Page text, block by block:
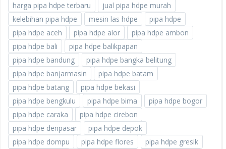
harga pipa hdpe terbaru
jual pipa hdpe murah
kelebihan pipa hdpe
mesin las hdpe
pipa hdpe
pipa hdpe aceh
pipa hdpe alor
pipa hdpe ambon
pipa hdpe bali
pipa hdpe balikpapan
pipa hdpe bandung
pipa hdpe bangka belitung
pipa hdpe banjarmasin
pipa hdpe batam
pipa hdpe batang
pipa hdpe bekasi
pipa hdpe bengkulu
pipa hdpe bima
pipa hdpe bogor
pipa hdpe caraka
pipa hdpe cirebon
pipa hdpe denpasar
pipa hdpe depok
pipa hdpe dompu
pipa hdpe flores
pipa hdpe gresik